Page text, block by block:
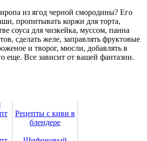
из ягод черной смородины? Его
пропитывать коржи для торта,
соуса для чизкейка, муссом, панна
сделать желе, заправлять фруктовые
и творог, мюсли, добавлять в
еще. Все зависит от вашей фантазии.
Рецепты с киви в
блендере